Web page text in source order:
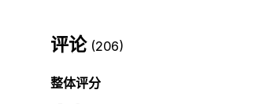
评论 (206)
整体评分